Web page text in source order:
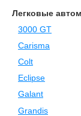
Легковые
3000 GT
Carisma
Colt
Eclipse
Galant
Grandis